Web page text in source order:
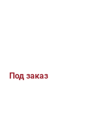
Под заказ